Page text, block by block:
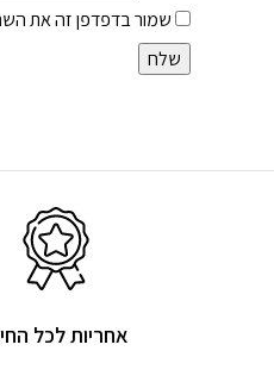
שמור בדפדפן זה את
אחריות לכל